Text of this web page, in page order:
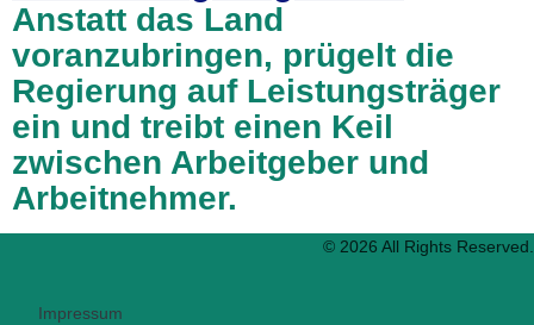
Anstatt das Land
voranzubringen, prügelt die
Regierung auf Leistungsträger
ein und treibt einen Keil
zwischen Arbeitgeber und
Arbeitnehmer.
© 2026 All Rights Reserved.
Impressum